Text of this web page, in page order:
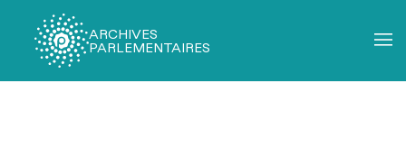
ARCHIVES
PARLEMENTAIRES